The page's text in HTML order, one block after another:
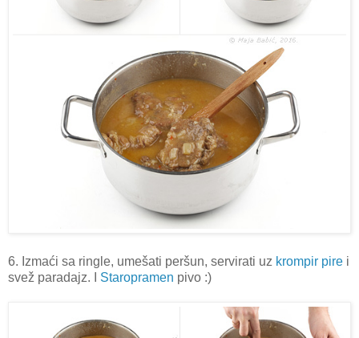
6. Izmaći sa ringle, umešati peršun, servirati uz krompir pire i
svež paradajz. I Staropramen pivo :)